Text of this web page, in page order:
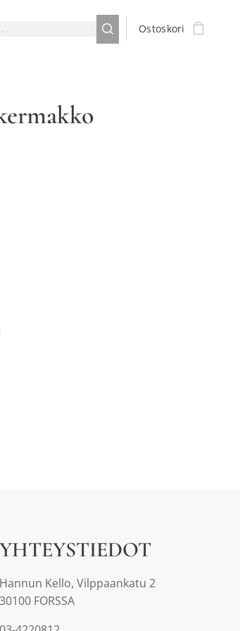
Ostoskori
YHTEYSTIEDOT
Hannun Kello, Vilppaankatu 2
30100 FORSSA